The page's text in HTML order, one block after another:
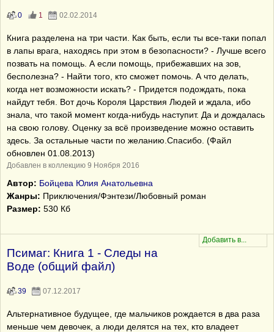
0 1 02.02.2014
Книга разделена на три части. Как быть, если ты все-таки попал
в лапы врага, находясь при этом в безопасности? - Лучше всего
позвать на помощь. А если помощь, прибежавших на зов,
бесполезна? - Найти того, кто сможет помочь. А что делать,
когда нет возможности искать? - Придется подождать, пока
найдут тебя. Вот дочь Короля Царствия Людей и ждала, ибо
знала, что такой момент когда-нибудь наступит. Да и дождалась
на свою голову. Оценку за всё произведение можно оставить
здесь. За остальные части по желанию.Спасибо. (Файл
обновлен 01.08.2013)
Добавлен в коллекцию 9 Ноября 2016
Автор: Бойцева Юлия Анатольевна
Жанры: Приключения/Фэнтези/Любовный роман
Размер: 530 Кб
Псимаг: Книга 1 - Следы на
Воде (общий файл)
39 07.12.2017
Альтернативное будущее, где мальчиков рождается в два раза
меньше чем девочек, а люди делятся на тех, кто владеет